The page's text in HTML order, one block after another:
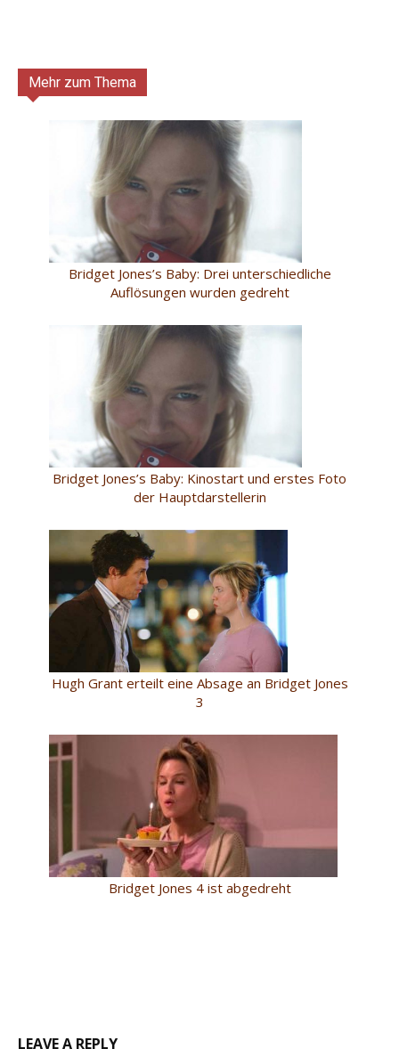
Mehr zum Thema
Bridget Jones’s Baby: Drei unterschiedliche
Auflösungen wurden gedreht
Bridget Jones’s Baby: Kinostart und erstes Foto
der Hauptdarstellerin
Hugh Grant erteilt eine Absage an Bridget Jones
3
Bridget Jones 4 ist abgedreht
LEAVE A REPLY